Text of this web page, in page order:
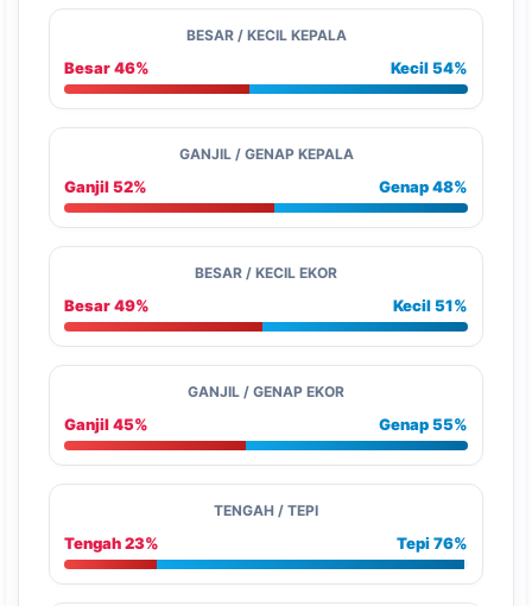
BESAR / KECIL KEPALA
Besar 46% Kecil 54%
GANJIL / GENAP KEPALA
Ganjil 52% Genap 48%
BESAR / KECIL EKOR
Besar 49% Kecil 51%
GANJIL / GENAP EKOR
Ganjil 45% Genap 55%
TENGAH / TEPI
Tengah 23% Tepi 76%